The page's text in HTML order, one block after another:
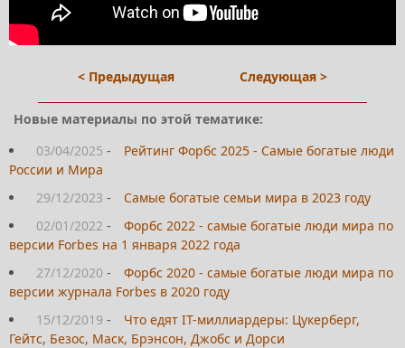
< Предыдущая Следующая >
Новые материалы по этой тематике:
03/04/2025 -
Рейтинг Форбс 2025 - Самые богатые люди
России и Мира
29/12/2023 -
Самые богатые семьи мира в 2023 году
02/01/2022 -
Форбс 2022 - самые богатые люди мира по
версии Forbes на 1 января 2022 года
27/12/2020 -
Форбс 2020 - самые богатые люди мира по
версии журнала Forbes в 2020 году
15/12/2019 -
Что едят IT-миллиардеры: Цукерберг,
Гейтс, Безос, Маск, Брэнсон, Джобс и Дорси